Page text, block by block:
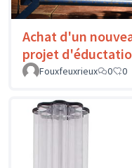
Achat d'un
projet
Fouxfeuxrieux
0 0